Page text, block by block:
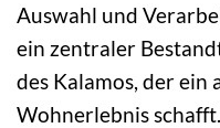
Auswahl und
ein zentraler
des Kalamos, der ein
Wohnerlebnis schafft.